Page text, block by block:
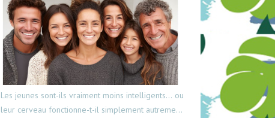
Les jeunes sont-ils vraiment moins intelligents… ou
leur cerveau fonctionne-t-il simplement autrement